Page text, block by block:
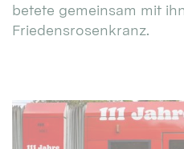
betete gemeinsam mit
Friedensrosenkranz.